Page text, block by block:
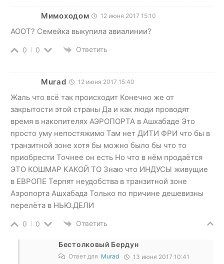
Мимоходом 12 июня 2017 15:10
АООТ? Семейка выкупила авиалинии?
0 0 Ответить
Murad 12 июня 2017 15:40
Жаль что всё так происходит Конечно же от
закрытости этой страны Да и как люди проводят
время в накопителях АЭРОПОРТА в Ашхабаде Это
просто уму непостяжимо Там нет ДИТИ ФРИ что бы в
транзитной зоне хотя бы можно было бы что то
приобрести Точнее он есть Но что в нём продаётся
ЭТО КОШМАР КАКОЙ ТО Знаю что ИНДУСЫ живущие
в ЕВРОПЕ Терпят неудобства в транзитной зоне
Аэропорта Ашхабада Только по причине дешевизны
перелёта в НЬЮ.ДЕЛИ
0 0 Ответить
Бестолковый Бердун
Ответ для Murad 13 июня 2017 10:41